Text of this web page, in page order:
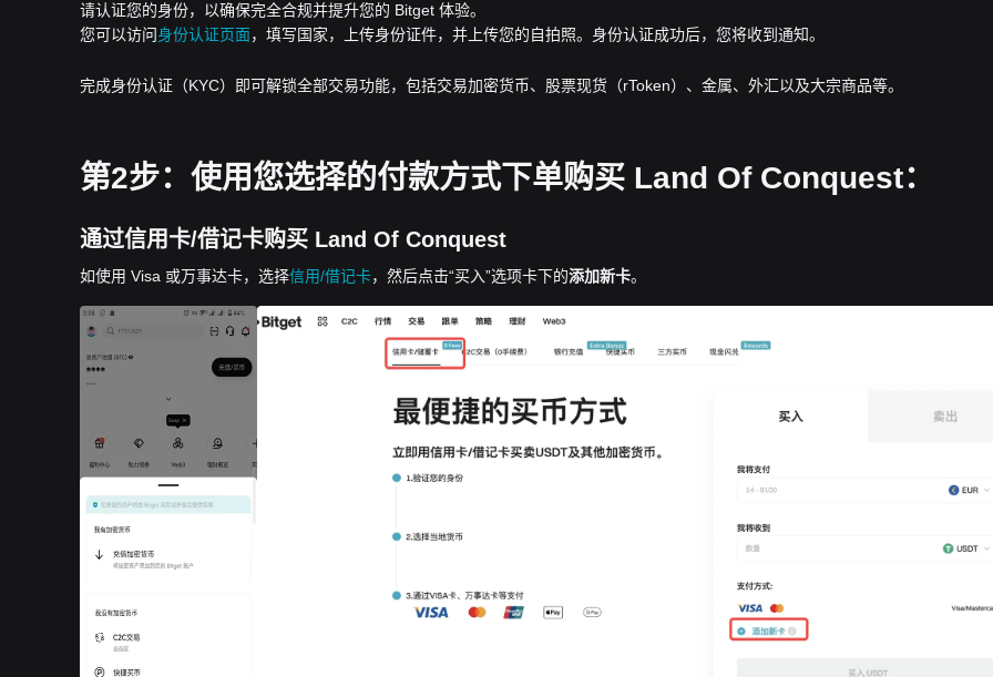
请认证您的身份，以确保完全合规并提升您的 Bitget 体验。
您可以访问身份认证页面，填写国家，上传身份证件，并上传您的自拍照。身份认证成功后，您将收到通知。
完成身份认证（KYC）即可解锁全部交易功能，包括交易加密货币、股票现货（rToken）、金属、外汇以及大宗商品等。
第2步：使用您选择的付款方式下单购买 Land Of Conquest：
通过信用卡/借记卡购买 Land Of Conquest
如使用 Visa 或万事达卡，选择信用/借记卡，然后点击“买入”选项卡下的添加新卡。